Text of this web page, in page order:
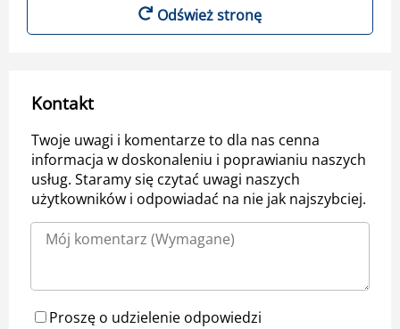
Odśwież stronę
Kontakt
Twoje uwagi i komentarze to dla nas cenna
informacja w doskonaleniu i poprawianiu naszych
usług. Staramy się czytać uwagi naszych
użytkowników i odpowiadać na nie jak najszybciej.
Proszę o udzielenie odpowiedzi